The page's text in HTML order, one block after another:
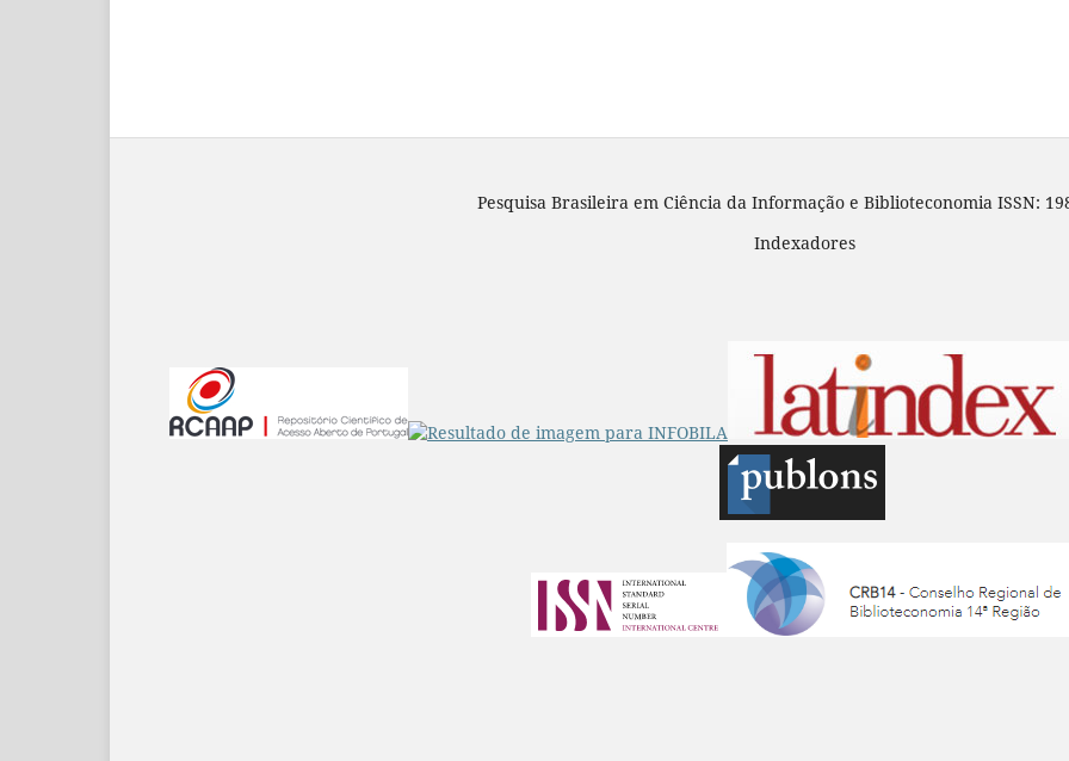
Pesquisa Brasileira em Ciência da Informação e Biblioteconomia ISSN:
Indexadores